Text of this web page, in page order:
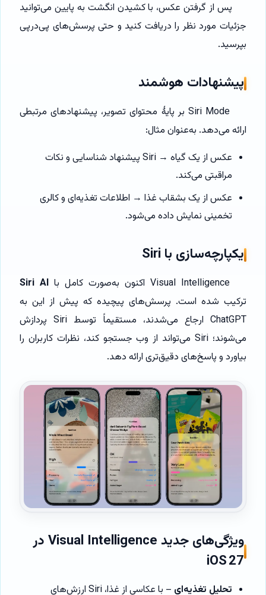
پس از گرفتن عکس، با کشیدن انگشت به پایین می‌توانید
جزئیات مورد نظر را دریافت کنید و حتی پرسش‌های پی‌درپی
بپرسید.
پیشنهادات هوشمند
Siri Mode بر پایهٔ محتوای تصویر، پیشنهادهای مرتبطی
ارائه می‌دهد. به‌عنوان مثال:
عکس از یک گیاه → Siri پیشنهاد شناسایی و نکات
مراقبتی می‌کند.
عکس از یک بشقاب غذا → اطلاعات تغذیه‌ای و کالری
تخمینی نمایش داده می‌شود.
یکپارچه‌سازی با Siri
Visual Intelligence اکنون به‌صورت کامل با
Siri AI
ترکیب شده است. پرسش‌های پیچیده که پیش از این به
ChatGPT ارجاع می‌شدند، مستقیماً توسط Siri پردازش
می‌شوند؛ Siri می‌تواند از وب جستجو کند، نظرات کاربران را
بیاورد و پاسخ‌های دقیق‌تری ارائه دهد.
ویژگی‌های جدید Visual Intelligence در
iOS 27
تحلیل تغذیه‌ای – با عکاسی از غذا، Siri ارزش‌های